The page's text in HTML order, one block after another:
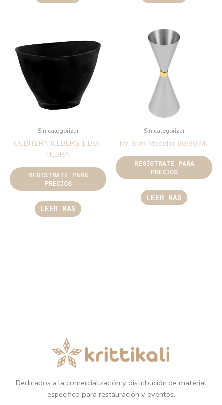
Sin categorizar
CUBITERA ICEBERG 1 BOT
NEGRA
REGÍSTRATE PARA
PRECIOS
LEER MÁS
Sin categorizar
Mr. Slim Medidor 60/90 Ml.
REGÍSTRATE PARA
PRECIOS
LEER MÁS
Dedicados a la comercialización y distribución de material
especifico para restauración y eventos.